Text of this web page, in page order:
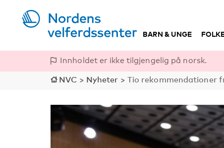
BARN & UNGE
Innholdet er ikke tilgjengelig på norsk.
NVC > Nyheter > Tio rekommendationer